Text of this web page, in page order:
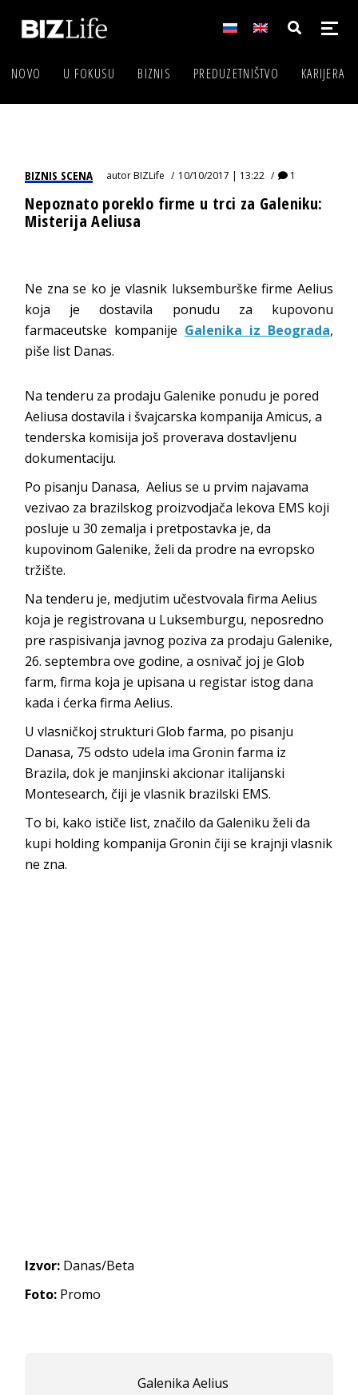
NOVO U FOKUSU BIZNIS PREDUZETNIŠTVO KARIJERA
BIZNIS SCENA autorBIZLife 10/10/2017 | 13:22 1
Nepoznato poreklo firme u trci za Galeniku:
Misterija Aeliusa
Ne zna se ko je vlasnik luksemburške firme Aelius
koja je dostavila ponudu za kupovonu
farmaceutske kompanije Galenika iz Beograda,
piše list Danas.
Na tenderu za prodaju Galenike ponudu je pored
Aeliusa dostavila i švajcarska kompanija Amicus, a
tenderska komisija još proverava dostavljenu
dokumentaciju.
Po pisanju Danasa, Aelius se u prvim najavama
vezivao za brazilskog proizvodjača lekova EMS koji
posluje u 30 zemalja i pretpostavka je, da
kupovinom Galenike, želi da prodre na evropsko
tržište.
Na tenderu je, medjutim učestvovala firma Aelius
koja je registrovana u Luksemburgu, neposredno
pre raspisivanja javnog poziva za prodaju Galenike,
26. septembra ove godine, a osnivač joj je Glob
farm, firma koja je upisana u registar istog dana
kada i ćerka firma Aelius.
U vlasničkoj strukturi Glob farma, po pisanju
Danasa, 75 odsto udela ima Gronin farma iz
Brazila, dok je manjinski akcionar italijanski
Montesearch, čiji je vlasnik brazilski EMS.
To bi, kako ističe list, značilo da Galeniku želi da
kupi holding kompanija Gronin čiji se krajnji vlasnik
ne zna.
Izvor: Danas/Beta
Foto: Promo
Galenika Aelius